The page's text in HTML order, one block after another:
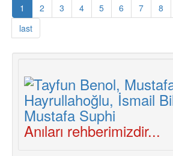
Program
Taslağı
1 2 3 4 5 6 7 8
last
Anıları rehberimizdir...